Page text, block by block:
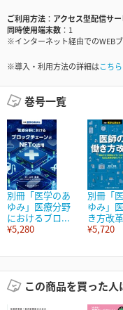
ご利用方法
アクセス型配信サー
同時使用端末数
1
※インターネット経由でのWEB
※導入・利用方法の詳細はこちら
巻号一覧
別冊「医学のあ
ゆみ」医療分野
におけるブロ...
¥5,280
別冊「
ゆみ」
き方改
¥5,720
この商品を買った人